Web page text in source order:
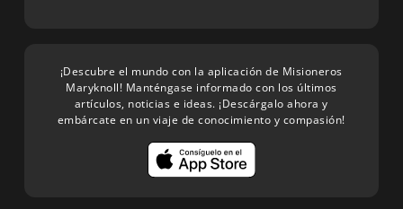
¡Descubre el mundo con la aplicación de Misioneros
Maryknoll! Manténgase informado con los últimos
artículos, noticias e ideas. ¡Descárgalo ahora y
embárcate en un viaje de conocimiento y compasión!